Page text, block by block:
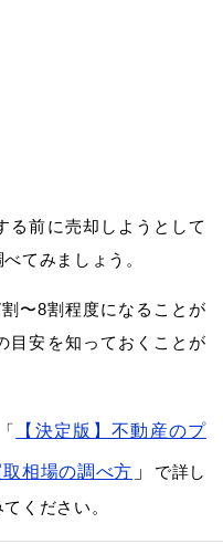
る前に売却しようとして
てみましょう。
〜8割程度になることが
目安を知っておくことが
【決定版】不動産のプ
相場の調べ方 」
で詳し
ください。